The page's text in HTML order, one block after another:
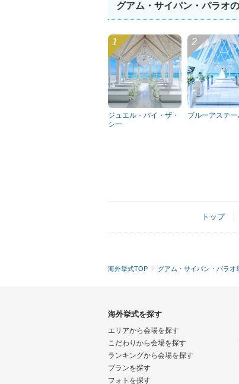
グアム・サイパン・パラオ
ジュエル・バイ・ザ・
シー
ブルーアステー
トップ
海外挙式TOP グアム・サイパン・パラオ
海外挙式を探す
エリアから会場を探す
こだわりから会場を探す
ランキングから会場を探す
プランを探す
フォトを探す